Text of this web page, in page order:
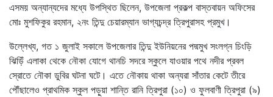
এসময় অন্যান্যদের মধ্যে উপস্থিত ছিলেন, উপজেলা প্রকল্প বাস্তবায়ন অফিসের
মোঃ মুশফিকুর রহমান, ২নং তিন্দু চেয়ারম্যান ভাগ্যচন্দ্র ত্রিপুরাসহ প্রমুখ।
উল্লেখ্য, গত ১ জুলাই সকালে উপজেলার তিন্দু ইউনিয়নের পদ্মমুখ সংলগ্ন চিংড়ি
ঝিড়িঁ এলাকা থেকে নৌকা যোগে থানচি সদরে স্কুলে যাওয়ার পথে নদীর প্রবল
স্রোতে নৌকা ডুবির ঘটনা ঘটে। এতে নৌকায় থাকা অন্যরা সাঁতার কেটে তীরে
পৌঁছালেও প্রাথমিক স্কুল পড়ুয়া শান্তি রানি ত্রিপুরা (১০) ও ফুলবাণী ত্রিপুরা (৯)